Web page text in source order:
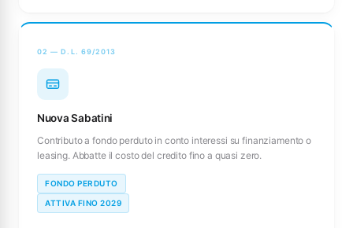
02 — D.L. 69/2013
Nuova Sabatini
Contributo a fondo perduto in conto interessi su finanziamento o
leasing. Abbatte il costo del credito fino a quasi zero.
FONDO PERDUTO
ATTIVA FINO 2029